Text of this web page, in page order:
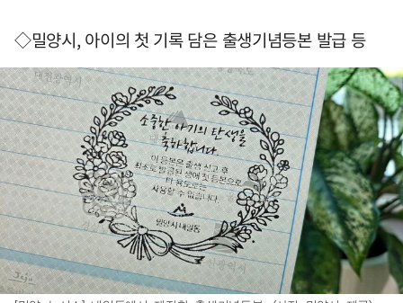
◇밀양시, 아이의 첫 기록 담은 출생기념등본 발급 등